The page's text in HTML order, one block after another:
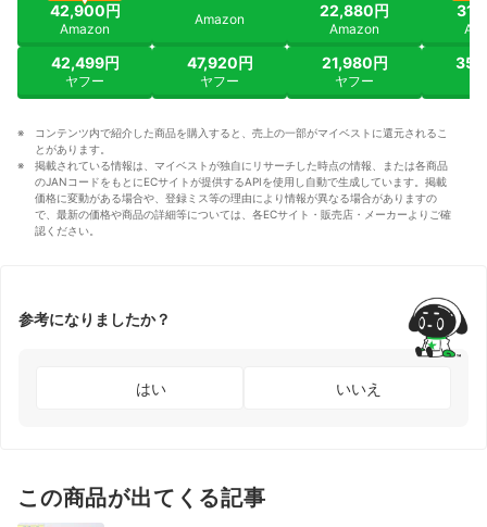
42,900円
Amazon
42,499円
ヤフー
Amazon
47,920円
ヤフー
22,880円
Amazon
21,980円
ヤフー
コンテンツ内で紹介した商品を購入すると、売上の一部がマイベストに還元されるこ
とがあります。
掲載されている情報は、マイベストが独自にリサーチした時点の情報、または各商品
のJANコードをもとにECサイトが提供するAPIを使用し自動で生成しています。掲載
価格に変動がある場合や、登録ミス等の理由により情報が異なる場合がありますの
で、最新の価格や商品の詳細等については、各ECサイト・販売店・メーカーよりご確
認ください。
参考になりましたか？
はい いいえ
この商品が出てくる記事